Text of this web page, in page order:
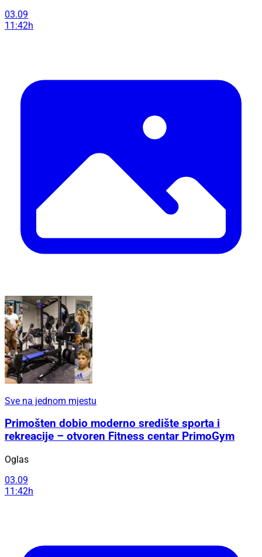
03.09
11:42h
Sve na jednom mjestu
Primošten dobio moderno središte sporta i
rekreacije – otvoren Fitness centar PrimoGym
Oglas
03.09
11:42h